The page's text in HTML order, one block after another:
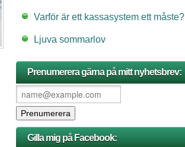
Varför är ett kassasystem ett måste?
Ljuva sommarlov
Prenumerera gärna på mitt nyhetsbrev:
Gilla mig på Facebook: